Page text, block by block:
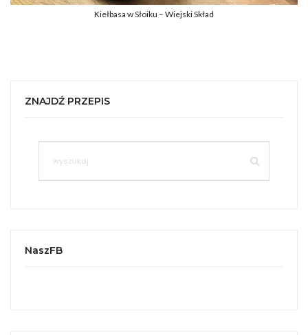
Kiełbasa w Słoiku – Wiejski Skład
ZNAJDŹ PRZEPIS
NaszFB